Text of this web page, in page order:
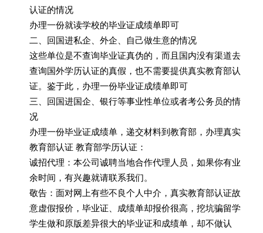
认证的情况
办理一份就读学校的毕业证成绩单即可
二、回国进私企、外企、自己做生意的情况
这些单位是不查询毕业证真伪的，而且国内没有渠道去
查询国外学历认证的真假，也不需要提供真实教育部认
证。鉴于此，办理一份毕业证成绩单即可
三、回国进国企、银行等事业性单位或者考公务员的情
况
办理一份毕业证成绩单，递交材料到教育部，办理真实
教育部认证 教育部学历认证：
诚招代理：本公司诚聘当地合作代理人员，如果你有业
余时间，有兴趣就请联系我们。
敬告：面对网上有些不良个人中介，真实教育部认证故
意虚假报价，毕业证、成绩单却报价很高，挖坑骗留学
学生做和原版差异很大的毕业证和成绩单，却不做认